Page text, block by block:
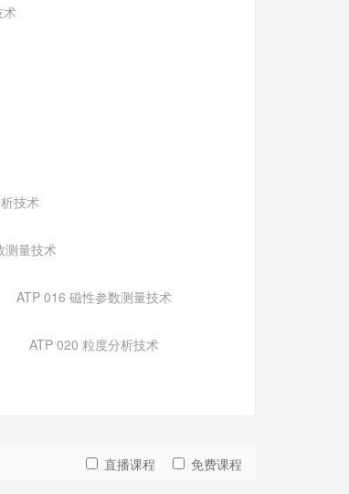
术
技术
测量技术
ATP 016 磁性参数测量技术
ATP 020 粒度分析技术
直播课程 免费课程